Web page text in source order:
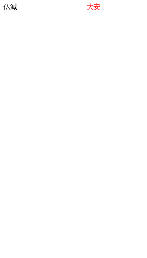
仏滅 大安